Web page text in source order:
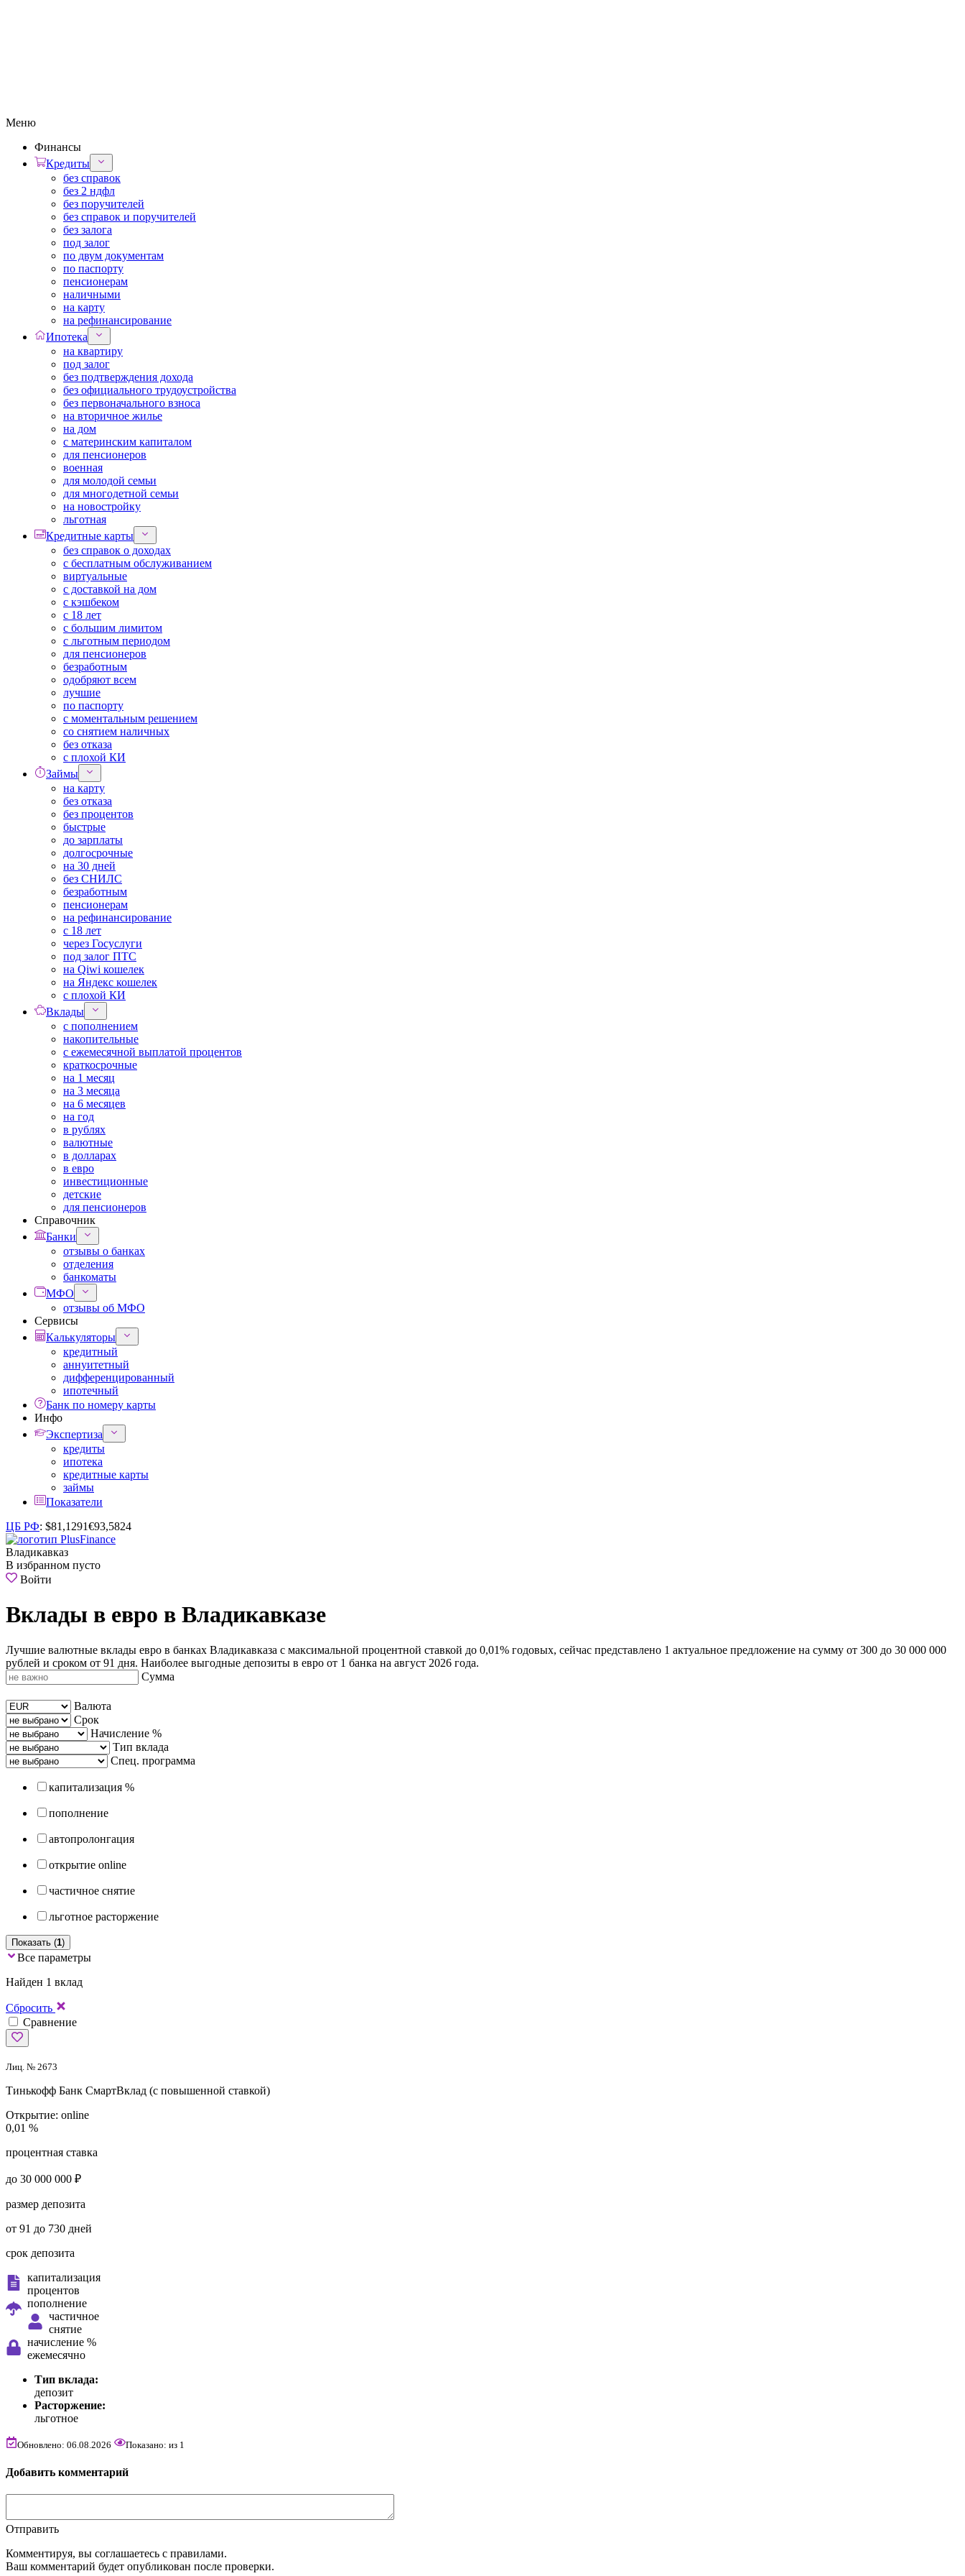
Меню
Финансы
Кредиты
без справок
без 2 ндфл
без поручителей
без справок и поручителей
без залога
под залог
по двум документам
по паспорту
пенсионерам
наличными
на карту
на рефинансирование
Ипотека
на квартиру
под залог
без подтверждения дохода
без официального трудоустройства
без первоначального взноса
на вторичное жилье
на дом
с материнским капиталом
для пенсионеров
военная
для молодой семьи
для многодетной семьи
на новостройку
льготная
Кредитные карты
без справок о доходах
с бесплатным обслуживанием
виртуальные
с доставкой на дом
с кэшбеком
с 18 лет
с большим лимитом
с льготным периодом
для пенсионеров
безработным
одобряют всем
лучшие
по паспорту
с моментальным решением
со снятием наличных
без отказа
с плохой КИ
Займы
на карту
без отказа
без процентов
быстрые
до зарплаты
долгосрочные
на 30 дней
без СНИЛС
безработным
пенсионерам
на рефинансирование
с 18 лет
через Госуслуги
под залог ПТС
на Qiwi кошелек
на Яндекс кошелек
с плохой КИ
Вклады
с пополнением
накопительные
с ежемесячной выплатой процентов
краткосрочные
на 1 месяц
на 3 месяца
на 6 месяцев
на год
в рублях
валютные
в долларах
в евро
инвестиционные
детские
для пенсионеров
Справочник
Банки
отзывы о банках
отделения
банкоматы
МФО
отзывы об МФО
Сервисы
Калькуляторы
кредитный
аннуитетный
дифференцированный
ипотечный
Банк по номеру карты
Инфо
Экспертиза
кредиты
ипотека
кредитные карты
займы
Показатели
ЦБ РФ: $81,1291€93,5824
Владикавказ
В избранном пусто
Войти
Вклады в евро в Владикавказе
Лучшие валютные вклады евро в банках Владикавказа с максимальной процентной ставкой до 0,01% годовых, сейчас представлено 1 актуальное предложение на сумму от 300 до 30 000 000
рублей и сроком от 91 дня. Наиболее выгодные депозиты в евро от 1 банка на август 2026 года.
Сумма
Валюта
Срок
Начисление %
Тип вклада
Спец. программа
капитализация %
пополнение
автопролонгация
открытие online
частичное снятие
льготное расторжение
Показать (1)
Все параметры
Найден 1 вклад
Сбросить
Сравнение
Лиц. № 2673
Тинькофф Банк СмартВклад (с повышенной ставкой)
Открытие: online
0,01 %
процентная ставка
до 30 000 000 ₽
размер депозита
от 91 до 730 дней
срок депозита
капитализация
процентов
пополнение
частичное
снятие
начисление %
ежемесячно
Тип вклада:
депозит
Расторжение:
льготное
Обновлено: 06.08.2026 Показано: из 1
Добавить комментарий
Отправить
Комментируя, вы соглашаетесь c правилами.
Ваш комментарий будет опубликован после проверки.